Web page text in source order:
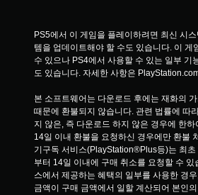
PS5에서 이 게임을 플레이하려면 최신 시
템을 업데이트해야 할 수도 있습니다. 이 게
수 있으나 PS4에서 사용할 수 있는 일부 기
도 있습니다. 자세한 사항은
본 소프트웨어는 다운로드 후에는 재화의
때문에 환불되지 않습니다. 관련 법률에 따
지 않은, 즉 다운로드 하지 않은 경우에 한
14일 이내 환불을 요청하신 경우에만 환불
기구독 서비스(PlayStation®Plus등)는 최초
부터 14일 이내에 구매 취소를 요청할 수 있
스에서 제공하는 혜택의 일부를 사용한 경
금액이 구매 금액에서 일할 계산되어 본인